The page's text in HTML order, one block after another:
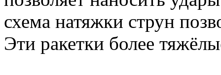
схема натяжки струн
Эти ракетки более